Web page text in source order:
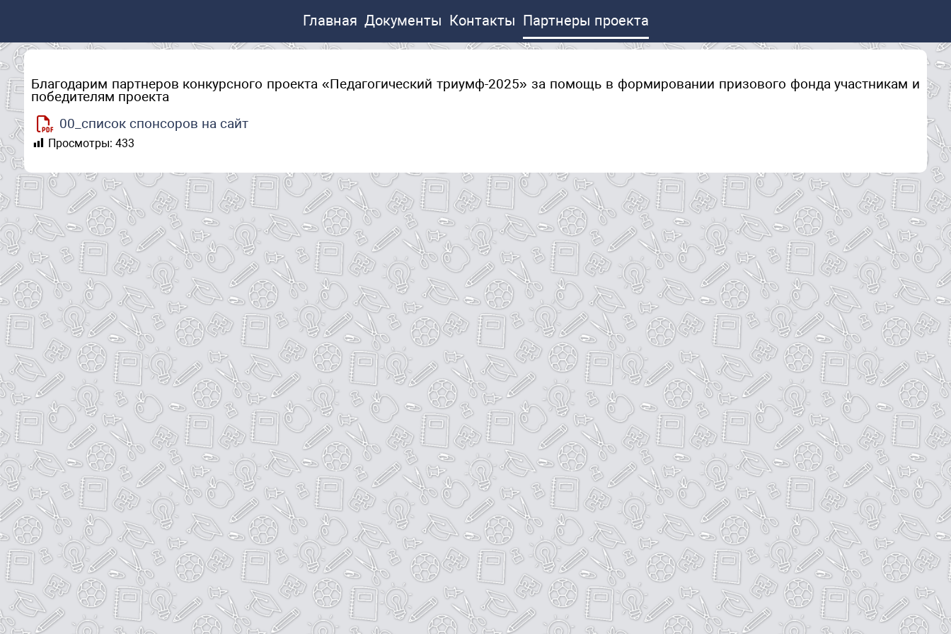
Главная Документы Контакты Партнеры проекта
Благодарим партнеров конкурсного проекта «Педагогический триумф-2025» за помощь в формировании призового фонда участникам и
победителям проекта
00_список спонсоров на сайт
Просмотры: 433